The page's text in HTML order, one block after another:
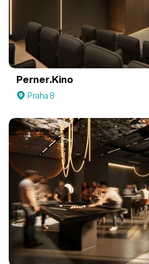
Perner.Kino
Praha 8